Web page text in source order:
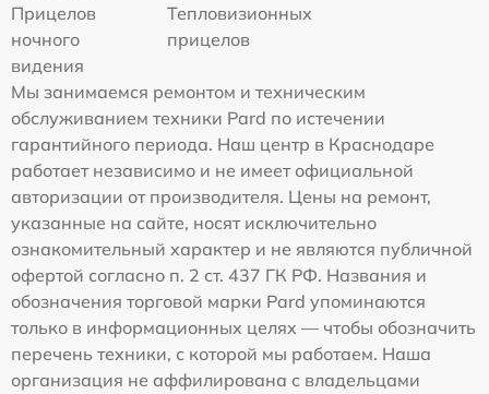
Прицелов
ночного
видения
Тепловизионных
прицелов
Мы занимаемся ремонтом и техническим
обслуживанием техники Pard по истечении
гарантийного периода. Наш центр в Краснодаре
работает независимо и не имеет официальной
авторизации от производителя. Цены на ремонт,
указанные на сайте, носят исключительно
ознакомительный характер и не являются публичной
офертой согласно п. 2 ст. 437 ГК РФ. Названия и
обозначения торговой марки Pard упоминаются
только в информационных целях — чтобы обозначить
перечень техники, с которой мы работаем. Наша
организация не аффилирована с владельцами